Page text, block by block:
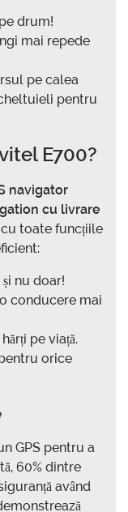
drum!
mai repede
pe calea
pentru
E700?
navigator
cu livrare
toate funcțiile
nu doar!
conducere mai
pe viață.
orice
GPS pentru a
60% dintre
având